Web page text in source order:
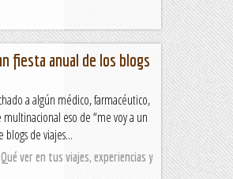
fiesta anual de los blogs
a algún médico, farmacéutico,
eso de “me voy a un
blogs de viajes...
ver en tus viajes, experiencias y